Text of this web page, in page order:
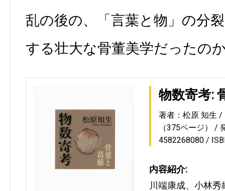
乱の後の、「言葉と物」の分
する壮大な骨董美学だったの
物数寄考:
著者：松原 知生
（375ページ）
4582268080
内容紹介:
川端康成、小林